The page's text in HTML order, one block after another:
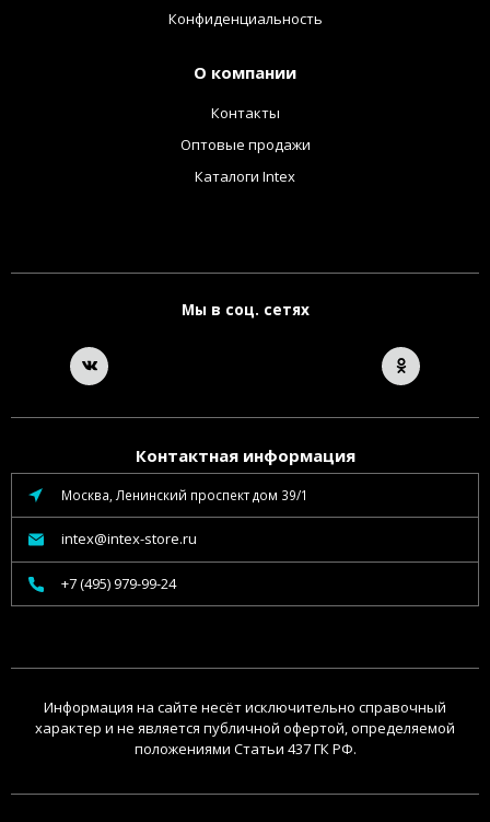
Конфиденциальность
О компании
Контакты
Оптовые продажи
Каталоги Intex
Мы в соц. сетях
Контактная информация
Москва, Ленинский проспект дом 39/1
intex@intex-store.ru
+7 (495) 979-99-24
Информация на сайте несёт исключительно справочный
характер и не является публичной офертой, определяемой
положениями Статьи 437 ГК РФ.